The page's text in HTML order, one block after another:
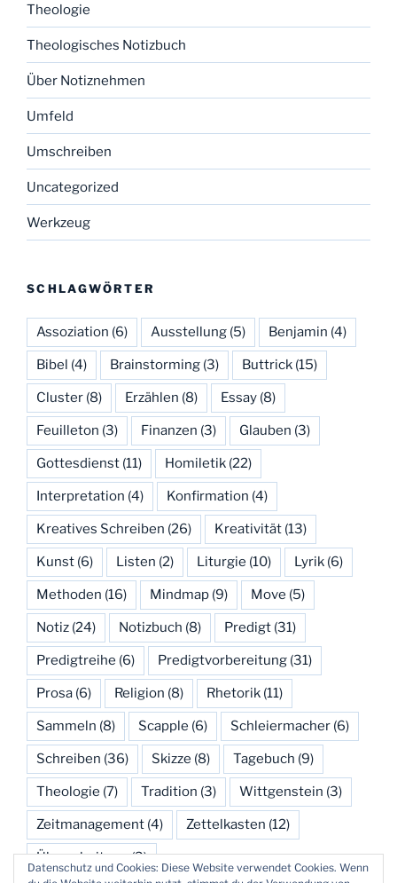
Theologie
Theologisches Notizbuch
Über Notiznehmen
Umfeld
Umschreiben
Uncategorized
Werkzeug
SCHLAGWÖRTER
Assoziation (6) Ausstellung (5) Benjamin (4)
Bibel (4) Brainstorming (3) Buttrick (15)
Cluster (8) Erzählen (8) Essay (8)
Feuilleton (3) Finanzen (3) Glauben (3)
Gottesdienst (11) Homiletik (22)
Interpretation (4) Konfirmation (4)
Kreatives Schreiben (26) Kreativität (13)
Kunst (6) Listen (2) Liturgie (10) Lyrik (6)
Methoden (16) Mindmap (9) Move (5)
Notiz (24) Notizbuch (8) Predigt (31)
Predigtreihe (6) Predigtvorbereitung (31)
Prosa (6) Religion (8) Rhetorik (11)
Sammeln (8) Scapple (6) Schleiermacher (6)
Schreiben (36) Skizze (8) Tagebuch (9)
Theologie (7) Tradition (3) Wittgenstein (3)
Zeitmanagement (4) Zettelkasten (12)
Überarbeitung(3)
Datenschutz und Cookies: Diese Website verwendet Cookies. Wenn